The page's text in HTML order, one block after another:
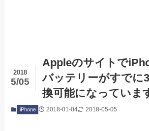
Appleのサイトで
バッテリーがすでに
換可能になっていま
2018
5/05
iPhone 2018-01-04 2018-05-05